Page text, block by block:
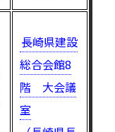
長崎県建設
総合会館8
階 大会議
室